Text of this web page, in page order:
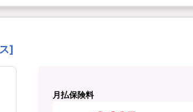
]
月払保険料